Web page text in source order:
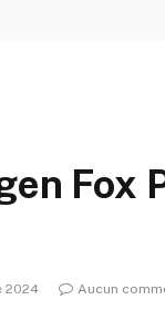
Fox
2024 Aucun